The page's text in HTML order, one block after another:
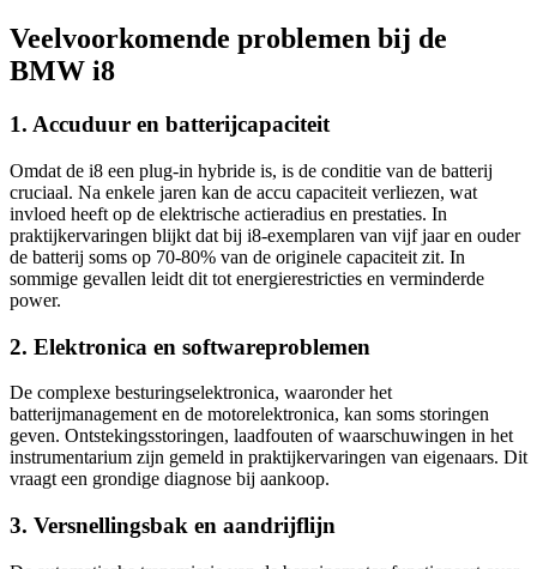
Veelvoorkomende problemen bij de
BMW i8
1. Accuduur en batterijcapaciteit
Omdat de i8 een plug-in hybride is, is de conditie van de batterij
cruciaal. Na enkele jaren kan de accu capaciteit verliezen, wat
invloed heeft op de elektrische actieradius en prestaties. In
praktijkervaringen blijkt dat bij i8-exemplaren van vijf jaar en ouder
de batterij soms op 70-80% van de originele capaciteit zit. In
sommige gevallen leidt dit tot energierestricties en verminderde
power.
2. Elektronica en softwareproblemen
De complexe besturingselektronica, waaronder het
batterijmanagement en de motorelektronica, kan soms storingen
geven. Ontstekingsstoringen, laadfouten of waarschuwingen in het
instrumentarium zijn gemeld in praktijkervaringen van eigenaars. Dit
vraagt een grondige diagnose bij aankoop.
3. Versnellingsbak en aandrijflijn